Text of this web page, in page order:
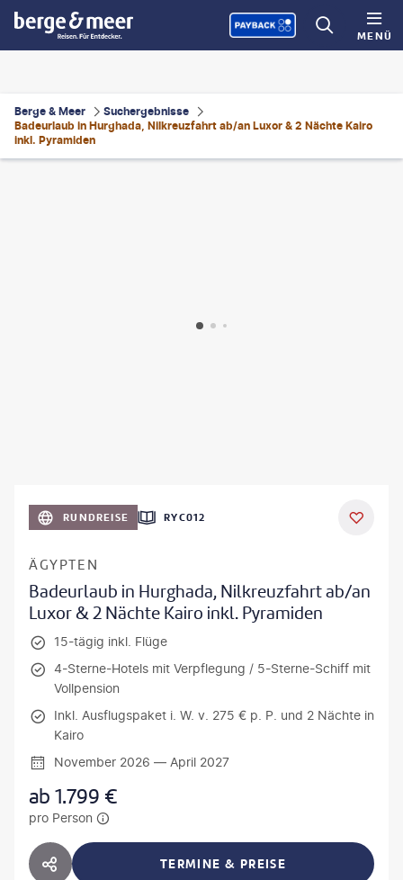
MENÜ
Berge & Meer
Suchergebnisse
Badeurlaub in Hurghada, Nilkreuzfahrt ab/an Luxor & 2 Nächte Kairo
inkl. Pyramiden
RUNDREISE RYC012
ÄGYPTEN
Badeurlaub in Hurghada, Nilkreuzfahrt ab/an
Luxor & 2 Nächte Kairo inkl. Pyramiden
15-tägig inkl. Flüge
4-Sterne-Hotels mit Verpflegung / 5-Sterne-Schiff mit
Vollpension
Inkl. Ausflugspaket i. W. v. 275 € p. P. und 2 Nächte in
Kairo
November 2026 — April 2027
ab1.799 €
pro Person
HOTEL TEILEN TERMINE & PREISE